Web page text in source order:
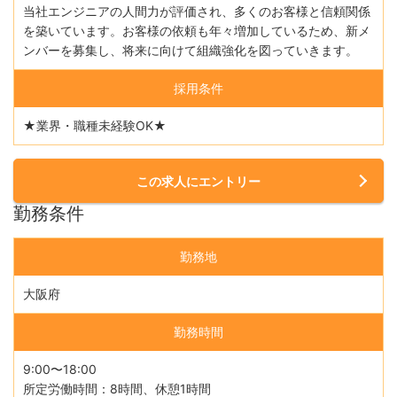
当社エンジニアの人間力が評価され、多くのお客様と信頼関係
を築いています。お客様の依頼も年々増加しているため、新メ
ンバーを募集し、将来に向けて組織強化を図っていきます。
採用条件
★業界・職種未経験OK★
この求人にエントリー
勤務条件
勤務地
大阪府
勤務時間
9:00〜18:00
所定労働時間：8時間、休憩1時間